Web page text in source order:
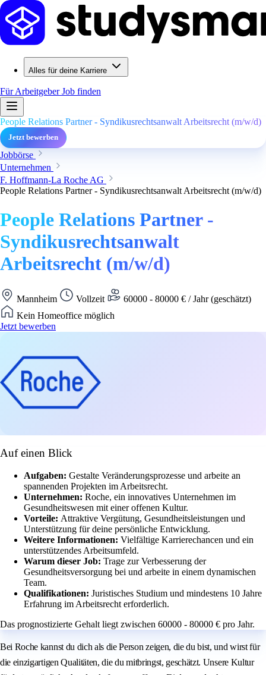
Alles für deine Karriere
Für ArbeitgeberJob finden
People Relations Partner - Syndikusrechtsanwalt Arbeitsrecht (m/w/d)
Jetzt bewerben
Jobbörse
Unternehmen
F. Hoffmann-La Roche AG
People Relations Partner - Syndikusrechtsanwalt Arbeitsrecht (m/w/d)
People Relations Partner -
Syndikusrechtsanwalt
Arbeitsrecht (m/w/d)
Mannheim Vollzeit
60000 - 80000 € / Jahr (geschätzt)
Kein Homeoffice möglich
Jetzt bewerben
Auf einen Blick
Aufgaben: Gestalte Veränderungsprozesse und arbeite an
spannenden Projekten im Arbeitsrecht.
Unternehmen: Roche, ein innovatives Unternehmen im
Gesundheitswesen mit einer offenen Kultur.
Vorteile: Attraktive Vergütung, Gesundheitsleistungen und
Unterstützung für deine persönliche Entwicklung.
Weitere Informationen: Vielfältige Karrierechancen und ein
unterstützendes Arbeitsumfeld.
Warum dieser Job: Trage zur Verbesserung der
Gesundheitsversorgung bei und arbeite in einem dynamischen
Team.
Qualifikationen: Juristisches Studium und mindestens 10 Jahre
Erfahrung im Arbeitsrecht erforderlich.
Das prognostizierte Gehalt liegt zwischen 60000 - 80000 € pro Jahr.
Bei Roche kannst du dich als die Person zeigen, die du bist, und wirst für
die einzigartigen Qualitäten, die du mitbringst, geschätzt. Unsere Kultur